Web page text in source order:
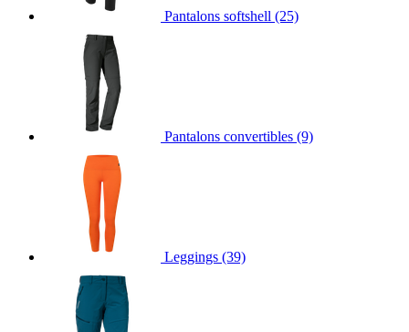
Pantalons softshell (25)
Pantalons convertibles (9)
Leggings (39)